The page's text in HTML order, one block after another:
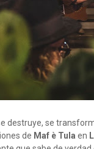
destruye, se
de Maf è Tula en